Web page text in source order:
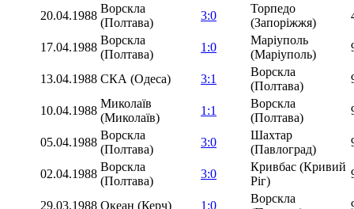
20.04.1988
Ворскла
(Полтава)
3:0
Торпедо
(Запоріжжя)
17.04.1988
Ворскла
(Полтава)
1:0
Маріуполь
(Маріуполь)
13.04.1988 СКА (Одеса) 3:1
Ворскла
(Полтава)
10.04.1988
Миколаїв
(Миколаїв)
1:1
Ворскла
(Полтава)
05.04.1988
Ворскла
(Полтава)
3:0
Шахтар
(Павлоград)
02.04.1988
Ворскла
(Полтава)
3:0
Кривбас (Кривий
Ріг)
29.03.1988 Океан (Керч) 1:0
Ворскла